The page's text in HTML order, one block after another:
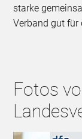
starke
Verband gut für
Fotos